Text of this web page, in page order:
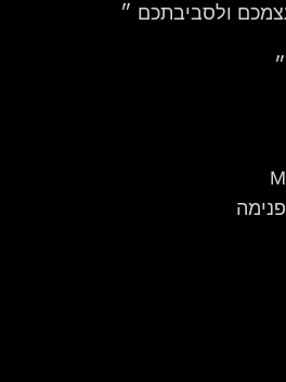
ולסביבתכם ״